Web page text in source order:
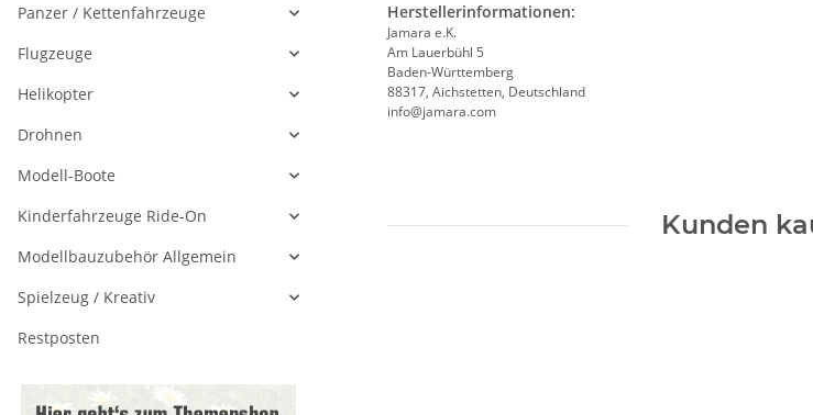
Herstellerinformationen:
Jamara e.K.
Am Lauerbühl 5
Baden-Württemberg
88317, Aichstetten, Deutschland
info@jamara.com
Kunden
Panzer / Kettenfahrzeuge
Flugzeuge
Helikopter
Drohnen
Modell-Boote
Kinderfahrzeuge Ride-On
Modellbauzubehör Allgemein
Spielzeug / Kreativ
Restposten